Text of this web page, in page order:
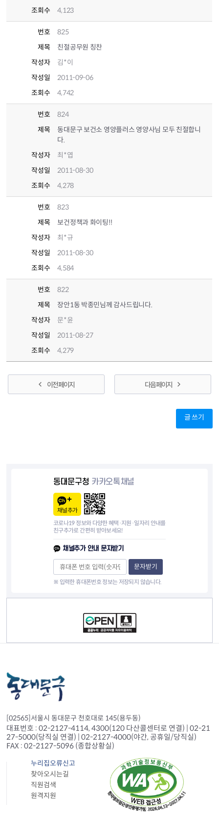
조회수
4,123
번호
825
제목
친절공무원 칭찬
작성자
김*이
작성일
2011-09-06
조회수
4,742
번호
824
제목
동대문구 보건소 영양플러스 영양사님 모두 친절합니
다.
작성자
최*엽
작성일
2011-08-30
조회수
4,278
번호
823
제목
보건정책과 화이팅!!
작성자
최*규
작성일
2011-08-30
조회수
4,584
번호
822
제목
장안1동 박종민님께 감사드립니다.
작성자
문*윤
작성일
2011-08-27
조회수
4,279
이전 페이지 다음 페이지
글 쓰기
동대문구청 카카오톡채널
채널추가
코로나19 정보와 다양한 혜택·지원·일자리 안내를
친구추가로 간편히 받아보세요!
채널추가 안내 문자받기
문자받기
※ 입력한 휴대폰번호 정보는 저장되지 않습니다.
[02565]서울시 동대문구 천호대로 145(용두동)
대표번호 : 02-2127-4114, 4300(120 다산콜센터로 연결) | 02-21
27-5000(당직실 연결) | 02-2127-4000(야간, 공휴일/당직실)
FAX : 02-2127-5096 (종합상황실)
누리집오류신고
찾아오시는길
직원검색
원격지원